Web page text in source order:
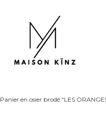
Panier en osier brodé “LES